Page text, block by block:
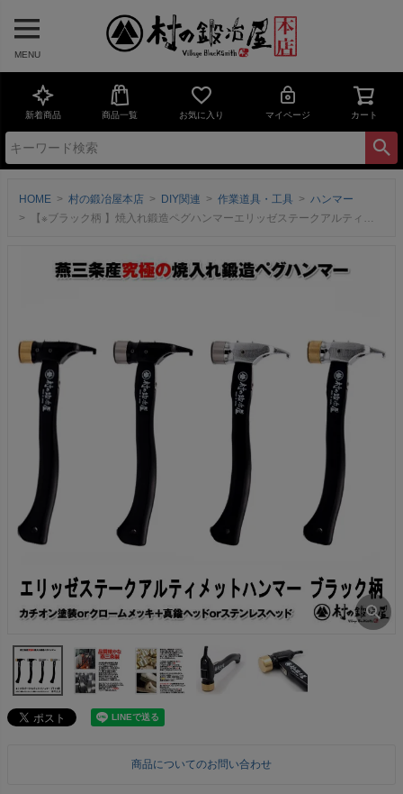
MENU
新着商品 商品一覧 お気に入り マイページ カート
HOME 村の鍛冶屋本店 DIY関連 作業道具・工具
ハンマー
【※ブラック柄 】焼入れ鍛造ペグハンマーエリッゼステークアルティメットハンマー ブラック柄究極の名にふさわしいペグ用ハンマー本体 カチオン塗装orクロームメッキヘッド 真鍮orステンレス【頑張って送料無料！】
商品についてのお問い合わせ